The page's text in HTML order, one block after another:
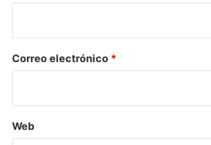
*
Correo electrónico *
Web